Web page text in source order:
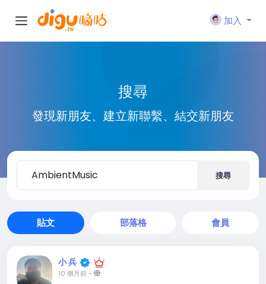
加入
搜尋
發現新朋友、建立新聯繫、結交新朋友
搜尋
貼文 部落格 會員
小 兵
10 個月前-